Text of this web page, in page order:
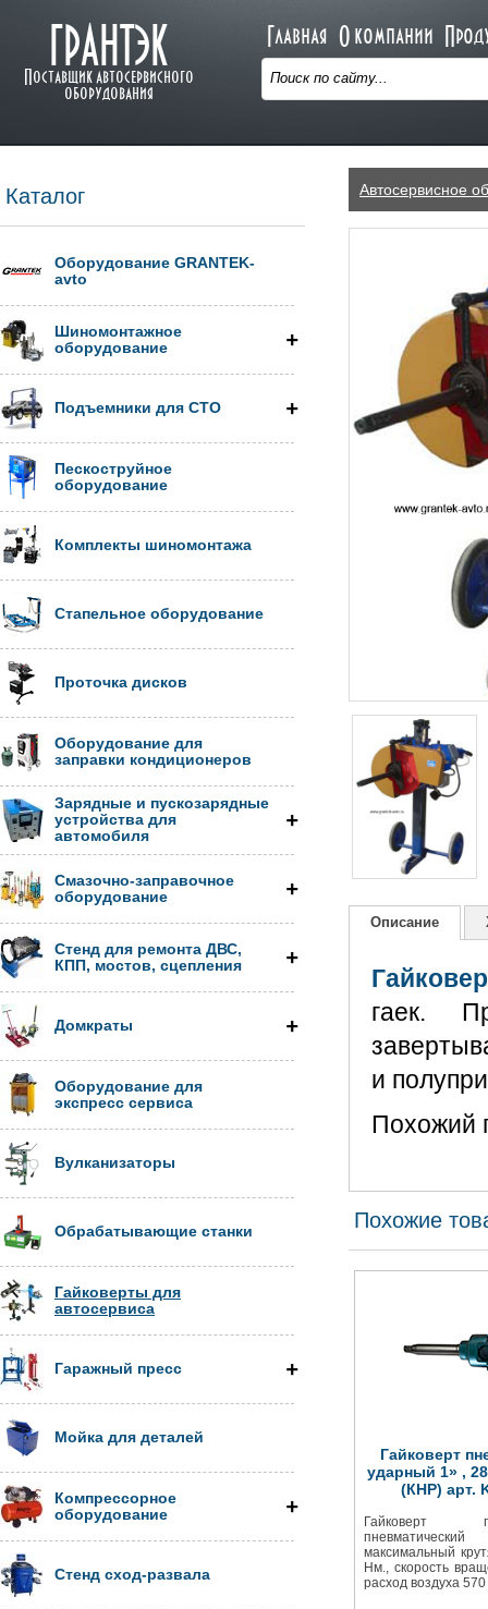
ГРАНТЭК
Поставщик автосервисного
оборудования
Главная О компании
Автосервисное
Описание
гаек.
и
Похожий
Похожие
Гайковерт
ударный 1» ,
(КНР) арт.
Гайковерт
максимальный
Нм., скорость
расход воздуха
Каталог
Оборудование GRANTEK-
avto
Шиномонтажное
оборудование
Подъемники для СТО
Пескоструйное
оборудование
Комплекты шиномонтажа
Стапельное оборудование
Проточка дисков
Оборудование для
заправки кондиционеров
Зарядные и пускозарядные
устройства для
автомобиля
Смазочно-заправочное
оборудование
Стенд для ремонта ДВС,
КПП, мостов, сцепления
Домкраты
Оборудование для
экспресс сервиса
Вулканизаторы
Обрабатывающие станки
Гайковерты для
автосервиса
Гаражный пресс
Мойка для деталей
Компрессорное
оборудование
Стенд сход-развала